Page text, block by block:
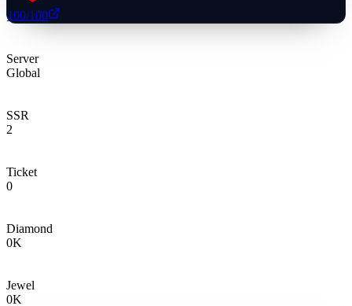
100/100
Server
Global
SSR
2
Ticket
0
Diamond
0K
Jewel
0K